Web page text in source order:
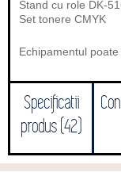
Stand cu role DK-
Set tonere CMYK
Echipamentul
Specificatii
produs (42)